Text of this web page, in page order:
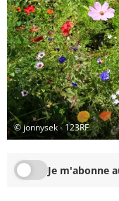
© jonnysek - 123RF
Je m'abonne